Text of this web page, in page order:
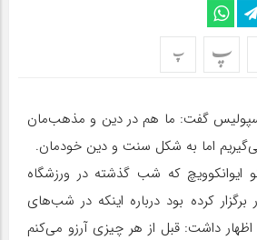
پ پ
گفت: ما هم در دین و مذهب‌مان
اما به شکل سنت و دین خودمان.
ایوانکوویچ که شب گذشته در ورزشگاه
کرده بود درباره اینکه در شب‌های
اظهار داشت: قبل از هر چیزی آرزو می‌کنم